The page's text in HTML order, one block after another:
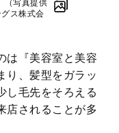
（写真提供
ス株式会
は『美容室と美容
り、髪型をガラッ
し毛先をそろえる
店されることが多